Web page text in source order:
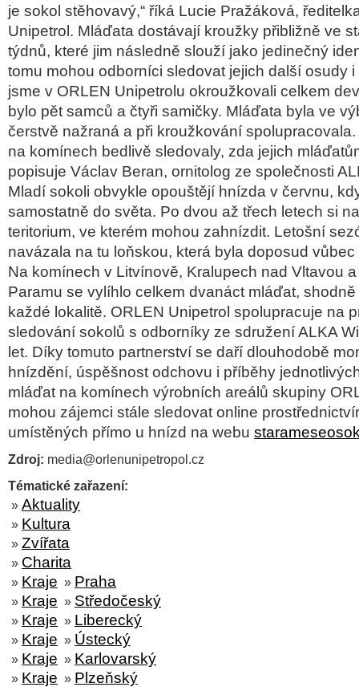
je sokol stěhovavý,“ říká Lucie Pražáková,
Unipetrol. Mláďata dostávají kroužky přibližně ve
týdnů, které jim následně slouží jako jedinečný
tomu mohou odborníci sledovat jejich další osudy i
jsme v ORLEN Unipetrolu okroužkovali celkem
bylo pět samců a čtyři samičky. Mláďata byla ve
čerstvě nažraná a při kroužkování
na komínech bedlivě sledovaly, zda jejich
popisuje Václav Beran, ornitolog ze společnosti
Mladí sokoli obvykle opouštějí hnízda v červnu,
samostatně do světa. Po dvou až třech letech si
teritorium, ve kterém mohou zahnízdit. Letošní
navázala na tu loňskou, která byla doposud
Na komínech v Litvínově, Kralupech nad Vltavou
Paramu se vylíhlo celkem dvanáct mláďat,
každé lokalitě. ORLEN Unipetrol spolupracuje na
sledování sokolů s odborníky ze sdružení ALKA
let. Díky tomuto partnerství se daří dlouhodobě
hnízdění, úspěšnost odchovu i příběhy
mláďat na komínech výrobních areálů skupiny
mohou zájemci stále sledovat online
umístěných přímo u hnízd na webu
Zdroj: media@orlenunipetropol.cz
Tématické zařazení:
» Aktuality
» Kultura
» Zvířata
» Charita
» Kraje » Praha
» Kraje » Středočeský
» Kraje » Liberecký
» Kraje » Ústecký
» Kraje » Karlovarský
» Kraje » Plzeňský